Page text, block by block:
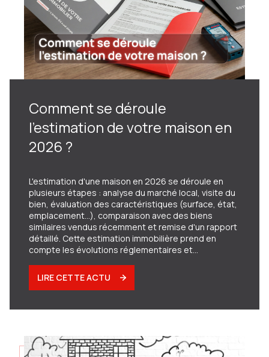
Comment se déroule
l'estimation de votre maison en
2026 ?
L'estimation d'une maison en 2026 se déroule en
plusieurs étapes : analyse du marché local, visite du
bien, évaluation des caractéristiques (surface, état,
emplacement...), comparaison avec des biens
similaires vendus récemment et remise d'un rapport
détaillé. Cette estimation immobilière prend en
compte les évolutions réglementaires et
LIRE CETTE ACTU
29/01/2026